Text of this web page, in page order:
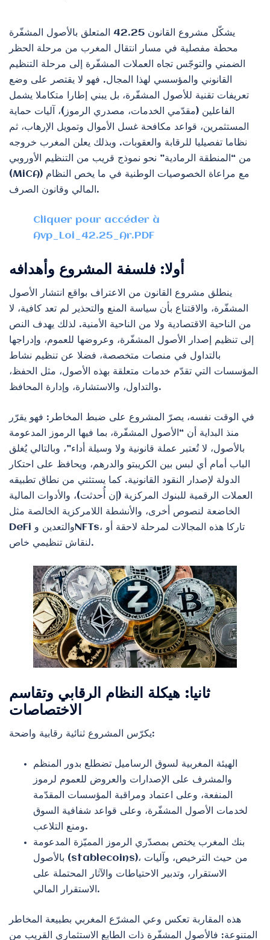
يشكّل مشروع القانون 42.25 المتعلق بالأصول المشفّرة
محطة مفصلية في مسار انتقال المغرب من مرحلة الحظر
الضمني والتوجّس تجاه العملات المشفّرة إلى مرحلة التنظيم
القانوني والمؤسسي لهذا المجال. فهو لا يقتصر على وضع
تعريفات تقنية للأصول المشفّرة، بل يبني إطارا متكاملا يشمل
الفاعلين (مقدّمي الخدمات، مصدري الرموز)، آليات حماية
المستثمرين، قواعد مكافحة غسل الأموال وتمويل الإرهاب، ثم
نظاما تفصيليا للرقابة والعقوبات. وبذلك يعلن المغرب خروجه
من “المنطقة الرمادية” نحو نموذج قريب من التنظيم الأوروبي
(MiCA) مع مراعاة الخصوصيات الوطنية في ما يخص النظام
المالي وقانون الصرف.
Cliquer pour accéder à
Avp_Loi_42.25_Ar.PDF
أولا: فلسفة المشروع وأهدافه
ينطلق مشروع القانون من الاعتراف بواقع انتشار الأصول
المشفّرة، والاقتناع بأن سياسة المنع والتحذير لم تعد كافية، لا
من الناحية الاقتصادية ولا من الناحية الأمنية. لذلك يهدف النص
إلى تنظيم إصدار الأصول المشفّرة، وعروضها للعموم، وإدراجها
بالتداول في منصات متخصصة، فضلا عن تنظيم نشاط
المؤسسات التي تقدّم خدمات متعلقة بهذه الأصول، مثل الحفظ،
والتداول، والاستشارة، وإدارة المحافظ.
في الوقت نفسه، يصرّ المشروع على ضبط المخاطر: فهو يقرّر
منذ البداية أن “الأصول المشفّرة، بما فيها الرموز المدعومة
بالأصول، لا تُعتبر عملة قانونية ولا وسيلة أداء”، وبالتالي يُغلق
الباب أمام أي لبس بين الكريبتو والدرهم، ويحافظ على احتكار
الدولة لإصدار النقود القانونية. كما يستثني من نطاق تطبيقه
العملات الرقمية للبنوك المركزية (إن أُحدثت)، والأدوات المالية
الخاضعة لنصوص أخرى، والأنشطة اللامركزية الخالصة مثل
DeFi والتعدين وNFTs، تاركا هذه المجالات لمرحلة لاحقة أو
لنقاش تنظيمي خاص.
ثانيا: هيكلة النظام الرقابي وتقاسم
الاختصاصات
يكرّس المشروع ثنائية رقابية واضحة:
الهيئة المغربية لسوق الرساميل تضطلع بدور المنظم
والمشرف على الإصدارات والعروض للعموم لرموز
المنفعة، وعلى اعتماد ومراقبة المؤسسات المقدّمة
لخدمات الأصول المشفّرة، وعلى قواعد شفافية السوق
ومنع التلاعب.
بنك المغرب يختص بمصدّري الرموز المميّزة المدعومة
بالأصول (stablecoins)، من حيث الترخيص، وآليات
الاستقرار، وتدبير الاحتياطات والآثار المحتملة على
الاستقرار المالي.
هذه المقاربة تعكس وعي المشرّع المغربي بطبيعة المخاطر
المتنوعة: فالأصول المشفّرة ذات الطابع الاستثماري القريب من